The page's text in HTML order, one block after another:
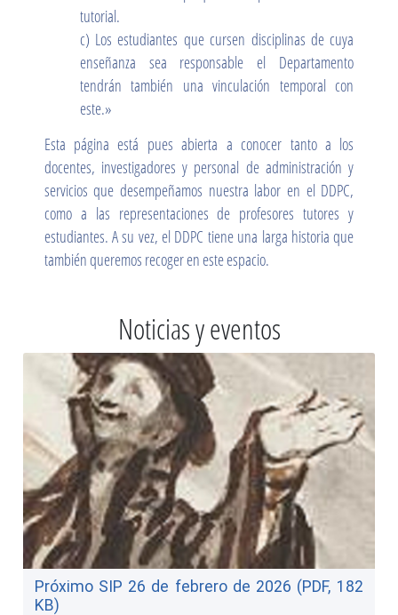
tutorial.
c) Los estudiantes que cursen disciplinas de cuya
enseñanza sea responsable el Departamento
tendrán también una vinculación temporal con
este.»
Esta página está pues abierta a conocer tanto a los
docentes, investigadores y personal de administración y
servicios que desempeñamos nuestra labor en el DDPC,
como a las representaciones de profesores tutores y
estudiantes. A su vez, el DDPC tiene una larga historia que
también queremos recoger en este espacio.
Noticias y eventos
Próximo SIP 26 de febrero de 2026 (PDF, 182
KB)